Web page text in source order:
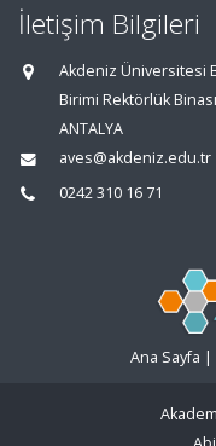
İletişim Bilgileri
Akdeniz Üniversitesi
Birimi Rektörlük
ANTALYA
aves@akdeniz.edu.tr
0242 310 16 71
Ana Sayfa |